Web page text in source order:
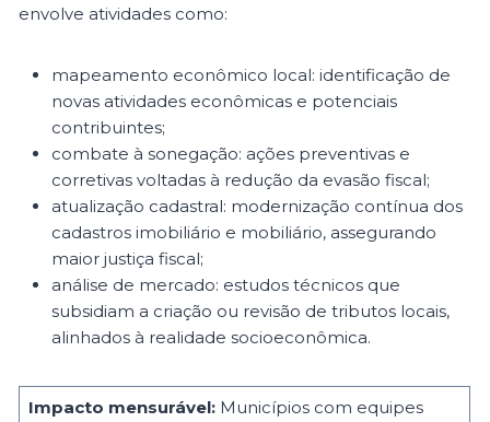
envolve atividades como:
mapeamento econômico local: identificação de
novas atividades econômicas e potenciais
contribuintes;
combate à sonegação: ações preventivas e
corretivas voltadas à redução da evasão fiscal;
atualização cadastral: modernização contínua dos
cadastros imobiliário e mobiliário, assegurando
maior justiça fiscal;
análise de mercado: estudos técnicos que
subsidiam a criação ou revisão de tributos locais,
alinhados à realidade socioeconômica.
Impacto mensurável:Municípios com equipes